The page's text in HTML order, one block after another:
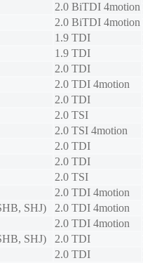
2.0 BiTDI 4motion
2.0 BiTDI 4motion
1.9 TDI
1.9 TDI
2.0 TDI
2.0 TDI 4motion
2.0 TDI
2.0 TSI
2.0 TSI 4motion
2.0 TDI
2.0 TDI
2.0 TSI
2.0 TDI 4motion
SHJ) 2.0 TDI 4motion
2.0 TDI 4motion
SHJ) 2.0 TDI
2.0 TDI